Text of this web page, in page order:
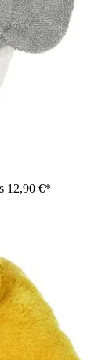
12,90 €*